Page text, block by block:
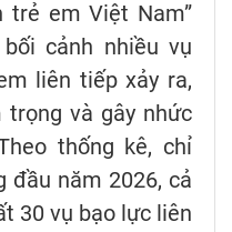
trẻ em Việt Nam”
cảnh nhiều vụ
liên tiếp xảy ra,
trọng và gây nhức
thống kê, chỉ
đầu năm 2026, cả
30 vụ bạo lực liên